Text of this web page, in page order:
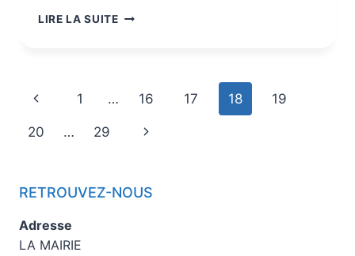
LIRE LA SUITE
1 … 16 17 18 19
20 … 29
RETROUVEZ-NOUS
Adresse
LA MAIRIE